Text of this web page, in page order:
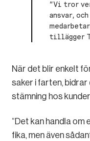
“Vi tror
ansvar,
tillägger
När det blir enkelt
saker i farten,
stämning hos
“Det kan handla om
fika, men även